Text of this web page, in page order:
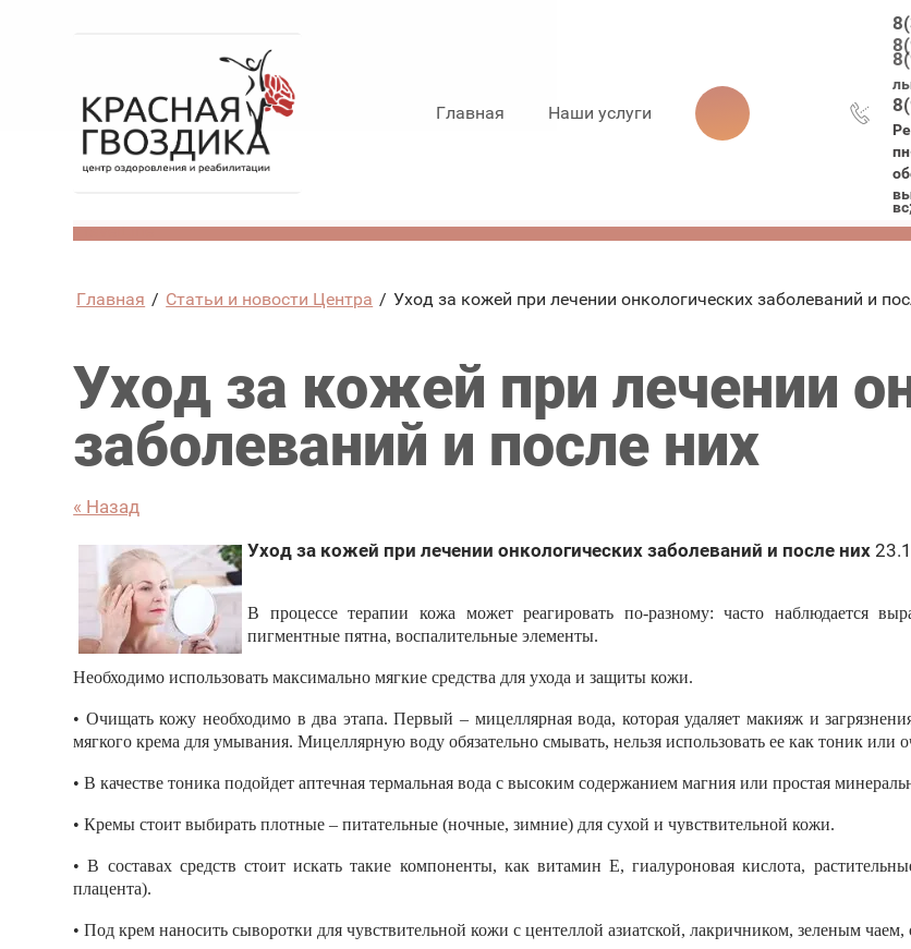
TravelLine
Главная / Статьи и новости Центра / Уход за кожей при лечении онкологических заболеваний и
Уход за кожей при лечении
заболеваний и после них
« Назад
Уход за кожей при лечении онкологических заболеваний и после них
В процессе терапии кожа может реагировать по-разному: часто наблюдается
пигментные пятна, воспалительные элементы.
Необходимо использовать максимально мягкие средства для ухода и защиты кожи.
• Очищать кожу необходимо в два этапа. Первый – мицеллярная вода, которая удаляет макияж и
мягкого крема для умывания. Мицеллярную воду обязательно смывать, нельзя использовать ее как тоник или
• В качестве тоника подойдет аптечная термальная вода с высоким содержанием магния или простая
• Кремы стоит выбирать плотные – питательные (ночные, зимние) для сухой и чувствительной кожи.
• В составах средств стоит искать такие компоненты, как витамин Е, гиалуроновая кислота,
плацента).
• Под крем наносить сыворотки для чувствительной кожи с центеллой азиатской, лакричником, зеленым
Главная Наши услуги
вс;